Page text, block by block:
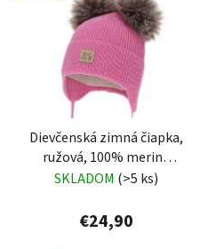
Dievčenská zimná čiapka,
ružová, 100% merino
vlnená, zaväzovacia,
SKLADOM (>5 ks)
€24,90